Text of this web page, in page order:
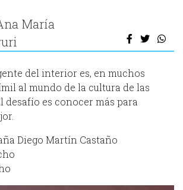
María
del interior es, en muchos
al mundo de la cultura de las
desafío es conocer más para
Diego Martín Castaño